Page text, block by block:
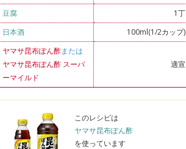
豆腐
1丁
日本酒
100ml(1/2カップ)
ヤマサ昆布ぽん酢または
ヤマサ昆布ぽん酢 スーパ
ーマイルド
適宣
このレシピは
ヤマサ昆布ぽん酢
を使っています